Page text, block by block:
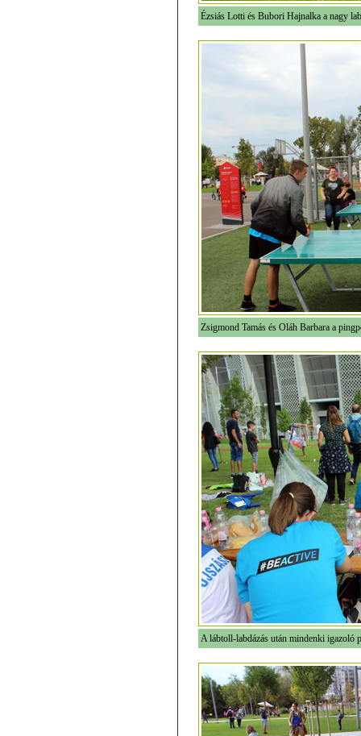
Ézsiás Lotti és Bubori Hajnalka a nagy
Zsigmond Tamás és Oláh Barbara a
A lábtoll-labdázás után mindenki igazoló